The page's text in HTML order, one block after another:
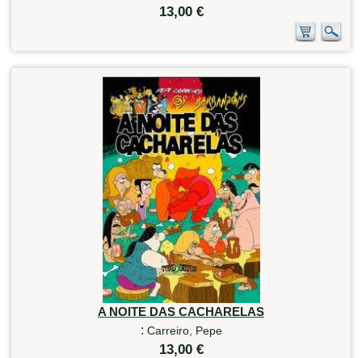
13,00 €
A NOITE DAS CACHARELAS
: Carreiro, Pepe
13,00 €